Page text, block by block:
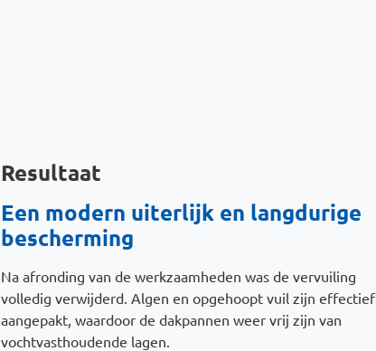
Resultaat
Een modern uiterlijk en langdurige
bescherming
Na afronding van de werkzaamheden was de vervuiling
volledig verwijderd. Algen en opgehoopt vuil zijn effectief
aangepakt, waardoor de dakpannen weer vrij zijn van
vochtvasthoudende lagen.